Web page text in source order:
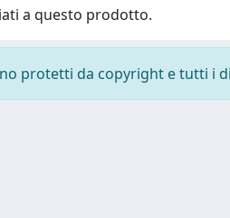
a questo prodotto.
protetti da copyright e tutti i